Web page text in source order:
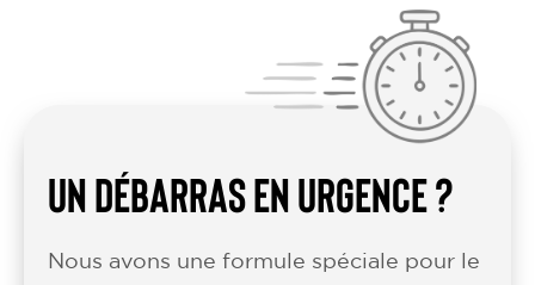
UN DÉBARRAS EN URGENCE ?
Nous avons une formule spéciale pour le